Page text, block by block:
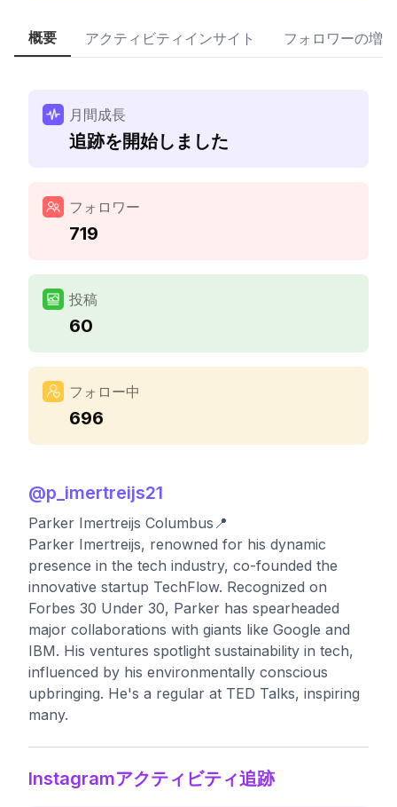
概要 アクティビティインサイト フォロワーの増加
月間成長
追跡を開始しました
フォロワー
719
投稿
60
フォロー中
696
@p_imertreijs21
Parker Imertreijs Columbus📍
Parker Imertreijs, renowned for his dynamic
presence in the tech industry, co-founded the
innovative startup TechFlow. Recognized on
Forbes 30 Under 30, Parker has spearheaded
major collaborations with giants like Google and
IBM. His ventures spotlight sustainability in tech,
influenced by his environmentally conscious
upbringing. He's a regular at TED Talks, inspiring
many.
Instagramアクティビティ追跡